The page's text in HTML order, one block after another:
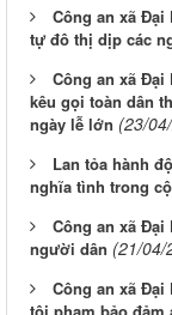
Công an xã
tự đô thị dịp các
Công an xã
kêu gọi toàn dân
ngày lễ lớn (23/
Lan tỏa hành
nghĩa tình trong
Công an xã
người dân (21/04/
Công an xã